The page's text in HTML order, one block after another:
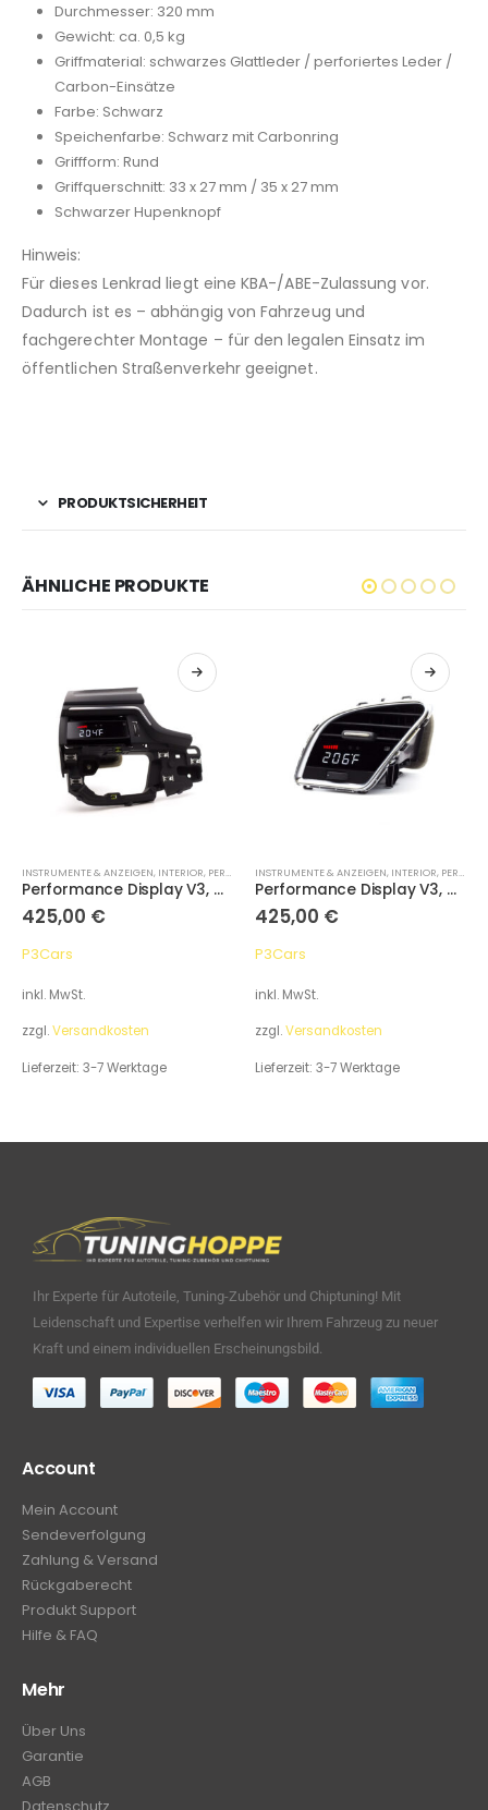
Durchmesser: 320 mm
Gewicht: ca. 0,5 kg
Griffmaterial: schwarzes Glattleder / perforiertes Leder /
Carbon-Einsätze
Farbe: Schwarz
Speichenfarbe: Schwarz mit Carbonring
Griffform: Rund
Griffquerschnitt: 33 x 27 mm / 35 x 27 mm
Schwarzer Hupenknopf
Hinweis:
Für dieses Lenkrad liegt eine KBA-/ABE-Zulassung vor.
Dadurch ist es – abhängig von Fahrzeug und
fachgerechter Montage – für den legalen Einsatz im
öffentlichen Straßenverkehr geeignet.
PRODUKTSICHERHEIT
ÄHNLICHE PRODUKTE
INSTRUMENTE & ANZEIGEN, INTERIOR, PERFORMANCE DISPLAYS
Performance Display V3, Audi A4 / S4 / RS4 B9 (2016+)
425,00 €
P3Cars
inkl. MwSt.
zzgl.Versandkosten
Lieferzeit: 3-7 Werktage
INSTRUMENTE & ANZEIGEN, INTERIOR, PERFORMANCE DISPLAYS
Performance Display V3, Audi A4 / S4 / RS4 B8 2008-2016
425,00 €
P3Cars
inkl. MwSt.
zzgl.Versandkosten
Lieferzeit: 3-7 Werktage
Ihr Experte für Autoteile, Tuning-Zubehör und Chiptuning! Mit
Leidenschaft und Expertise verhelfen wir Ihrem Fahrzeug zu neuer
Kraft und einem individuellen Erscheinungsbild.
Account
Mein Account
Sendeverfolgung
Zahlung & Versand
Rückgaberecht
Produkt Support
Hilfe & FAQ
Mehr
Über Uns
Garantie
AGB